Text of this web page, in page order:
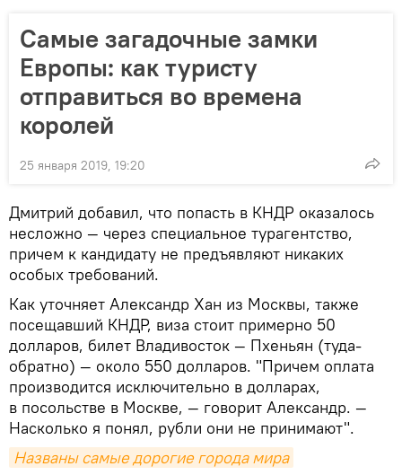
Самые загадочные замки
Европы: как туристу
отправиться во времена
королей
25 января 2019, 19:20
Дмитрий добавил, что попасть в КНДР оказалось
несложно — через специальное турагентство,
причем к кандидату не предъявляют никаких
особых требований.
Как уточняет Александр Хан из Москвы, также
посещавший КНДР, виза стоит примерно 50
долларов, билет Владивосток — Пхеньян (туда-
обратно) — около 550 долларов. "Причем оплата
производится исключительно в долларах,
в посольстве в Москве, — говорит Александр. —
Насколько я понял, рубли они не принимают".
Названы самые дорогие города мира